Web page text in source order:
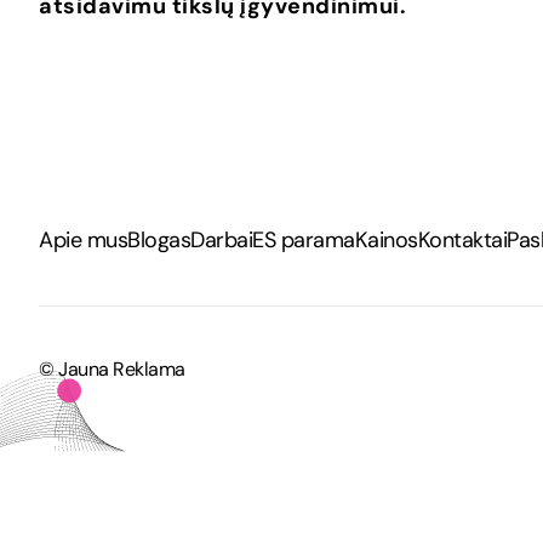
atsidavimu tikslų įgyvendinimui.
Apie musBlogasDarbaiES paramaKainosKontaktai
© Jauna Reklama